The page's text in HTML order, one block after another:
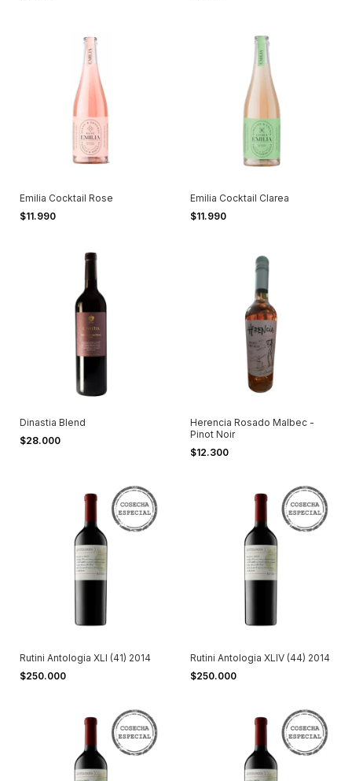
Emilia Cocktail Rose
$11.990
Emilia Cocktail Clarea
$11.990
Dinastia Blend
$28.000
Herencia Rosado Malbec -
Pinot Noir
$12.300
Rutini Antologia XLI (41) 2014
$250.000
Rutini Antologia XLIV (44) 2014
$250.000